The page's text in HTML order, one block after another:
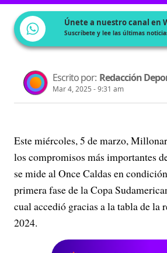
Únete a nuestro canal en
Suscríbete y lee las últimas
Escrito por: Redacción
Mar 4, 2025 - 9:31 am
Este miércoles, 5 de marzo,
los compromisos más importantes
se mide al Once Caldas en
primera fase de la Copa
cual accedió gracias a la tabla de la
2024.